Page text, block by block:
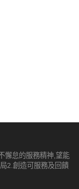
懈怠的服務精神,望能
2.創造可服務及回饋